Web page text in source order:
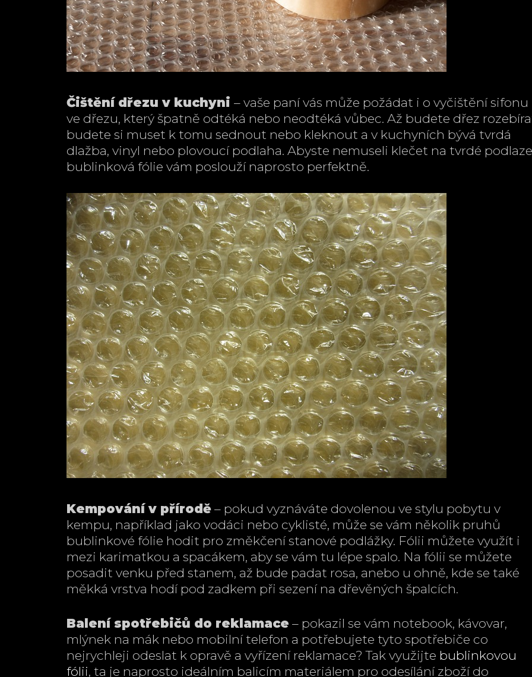
Čištění dřezu v kuchyni – vaše paní vás může požádat i o vyčištění sifonu
ve dřezu, který špatně odtéká nebo neodtéká vůbec. Až budete dřez
budete si muset k tomu sednout nebo kleknout a v kuchyních bývá tvrdá
dlažba, vinyl nebo plovoucí podlaha. Abyste nemuseli klečet na tvrdé
bublinková fólie vám poslouží naprosto perfektně.
Kempování v přírodě – pokud vyznáváte dovolenou ve stylu pobytu v
kempu, například jako vodáci nebo cyklisté, může se vám několik pruhů
bublinkové fólie hodit pro změkčení stanové podlážky. Fólii můžete využít i
mezi karimatkou a spacákem, aby se vám tu lépe spalo. Na fólii se můžete
posadit venku před stanem, až bude padat rosa, anebo u ohně, kde se také
měkká vrstva hodí pod zadkem při sezení na dřevěných špalcích.
Balení spotřebičů do reklamace – pokazil se vám notebook, kávovar,
mlýnek na mák nebo mobilní telefon a potřebujete tyto spotřebiče co
nejrychleji odeslat k opravě a vyřízení reklamace? Tak využijte bublinkovou
fólii, ta je naprosto ideálním balicím materiálem pro odesílání zboží do